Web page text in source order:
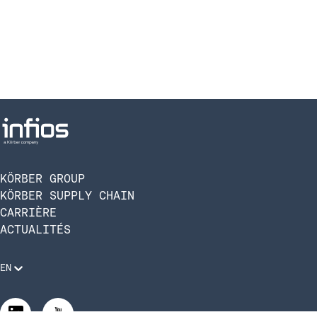
KÖRBER GROUP
KÖRBER SUPPLY CHAIN
CARRIÈRE
ACTUALITÉS
EN